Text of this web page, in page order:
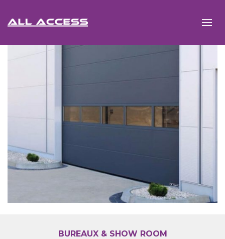
BUREAUX & SHOW ROOM